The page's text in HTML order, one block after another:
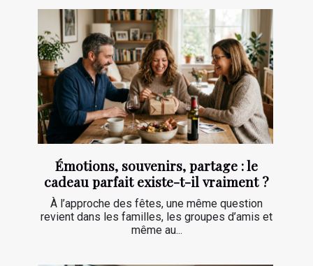
Émotions, souvenirs, partage : le
cadeau parfait existe-t-il vraiment ?
À l’approche des fêtes, une même question
revient dans les familles, les groupes d’amis et
même au...